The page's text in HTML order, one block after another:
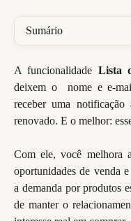
Sumário
A funcionalidade Lista
deixem o nome e e-
receber uma
renovado. E o melhor:
Com ele, você melhora
oportunidades de venda
a demanda por produtos
de manter o